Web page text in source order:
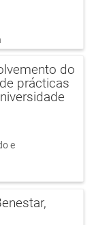
do
prácticas
e